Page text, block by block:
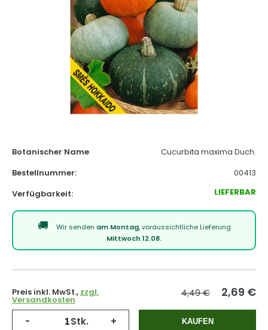
Botanischer Name
Cucurbita maxima Duch.
Bestellnummer:
00413
Verfügbarkeit:
LIEFERBAR
Wir senden am Montag, voraussichtliche Lieferung
Mittwoch 12.08.
Preis inkl. MwSt., zzgl.
Versandkosten
4,49 € 2,69 €
- Stk. + KAUFEN